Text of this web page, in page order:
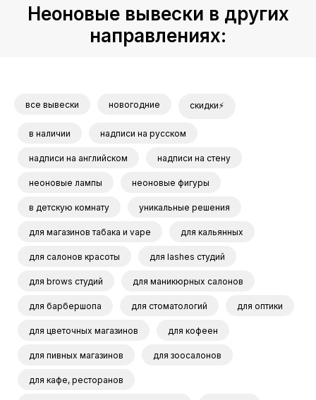
Неоновые вывески в других
направлениях:
все вывески новогодние скидки⚡
в наличии надписи на русском
надписи на английском надписи на стену
неоновые лампы неоновые фигуры
в детскую комнату уникальные решения
для магазинов табака и vape для кальянных
для салонов красоты для lashes студий
для brows студий для маникюрных салонов
для барбершопа для стоматологий для оптики
для цветочных магазинов для кофеен
для пивных магазинов для зоосалонов
для кафе, ресторанов